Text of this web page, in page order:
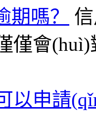
期嗎？
僅會
以申請